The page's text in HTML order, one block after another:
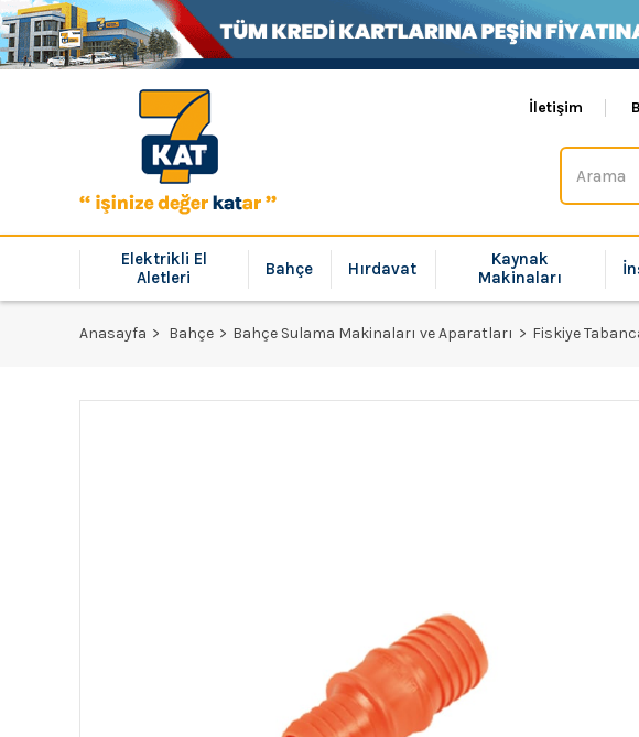
İletişim
Elektrikli El
Aletleri
Bahçe Hırdavat
Kaynak
Makinaları
Anasayfa Bahçe Bahçe Sulama Makinaları ve Aparatları Fiskiye